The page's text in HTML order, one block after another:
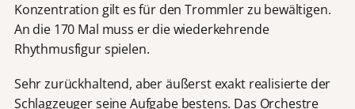
Konzentration gilt es für den Trommler zu bewältigen.
An die 170 Mal muss er die wiederkehrende
Rhythmusfigur spielen.
Sehr zurückhaltend, aber äußerst exakt realisierte der
Schlagzeuger seine Aufgabe bestens. Das Orchestre